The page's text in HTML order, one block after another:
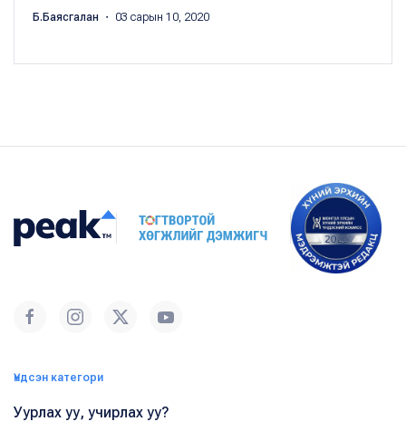
Б.Баясгалан ・ 03 сарын 10, 2020
Үндсэн категори
Уурлах уу, учирлах уу?